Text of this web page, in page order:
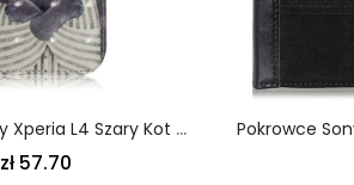
Pokrowce Sony Xperia L4 Szary Kot Ze Stringami
zł 57.70